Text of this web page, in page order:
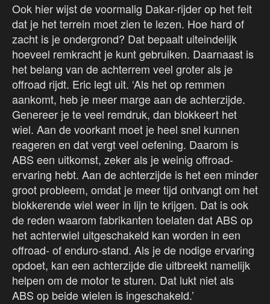
Ook hier wijst de voormalig Dakar-rijder op het feit
dat je het terrein moet zien te lezen. Hoe hard of
zacht is je ondergrond? Dat bepaalt uiteindelijk
hoeveel remkracht je kunt gebruiken. Daarnaast is
het belang van de achterrem veel groter als je
offroad rijdt. Eric legt uit. ‘Als het op remmen
aankomt, heb je meer marge aan de achterzijde.
Genereer je te veel remdruk, dan blokkeert het
wiel. Aan de voorkant moet je heel snel kunnen
reageren en dat vergt veel oefening. Daarom is
ABS een uitkomst, zeker als je weinig offroad-
ervaring hebt. Aan de achterzijde is het een minder
groot probleem, omdat je meer tijd ontvangt om het
blokkerende wiel weer in lijn te krijgen. Dat is ook
de reden waarom fabrikanten toelaten dat ABS op
het achterwiel uitgeschakeld kan worden in een
offroad- of enduro-stand. Als je de nodige ervaring
opdoet, kan een achterzijde die uitbreekt namelijk
helpen om de motor te sturen. Dat lukt niet als
ABS op beide wielen is ingeschakeld.’